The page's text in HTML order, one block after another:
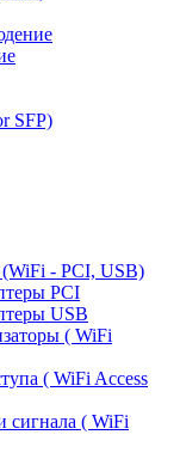
SFP)
- PCI, USB)
PCI
USB
( WiFi
( WiFi Access
сигнала ( WiFi